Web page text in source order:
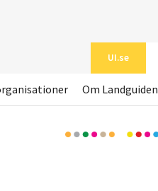
UI.se
Om Landguiden